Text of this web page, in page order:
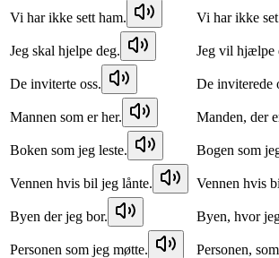
Vi har ikke sett ham. Vi har ikke
Jeg skal hjelpe deg. Jeg vil hjælpe
De inviterte oss. De inviterede
Mannen som er her. Manden, der
Boken som jeg leste. Bogen som
Vennen hvis bil jeg lånte. Vennen hvis
Byen der jeg bor. Byen, hvor
Personen som jeg møtte. Personen,